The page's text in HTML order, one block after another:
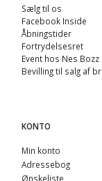
Sælg til os
Facebook Inside
Åbningstider
Fortrydelsesret
Event hos Nes Bozz
Bevilling til salg af
KONTO
Min konto
Adressebog
Ønskeliste